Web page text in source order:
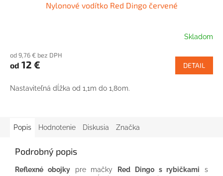
Nylonové vodítko Red Dingo červené
Skladom
od 9,76 € bez DPH
od 12 € DETAIL
Nastaviteľná dĺžka od 1,1m do 1,80m.
Popis Hodnotenie Diskusia Značka
Podrobný popis
Reflexné obojkypre mačky Red Dingo s rybičkami s